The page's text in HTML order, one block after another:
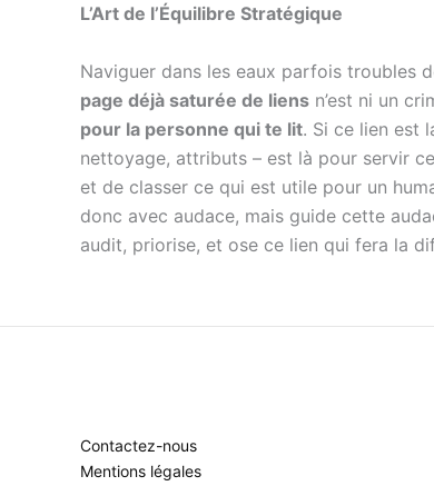
L’Art de l’Équilibre Stratégique
Naviguer dans les eaux parfois troubles
page déjà saturée de liens n’est ni un
pour la personne qui te lit. Si ce lien est
nettoyage, attributs – est là pour servir
et de classer ce qui est utile pour un
donc avec audace, mais guide cette
audit, priorise, et ose ce lien qui fera la
Contactez-nous
Mentions légales